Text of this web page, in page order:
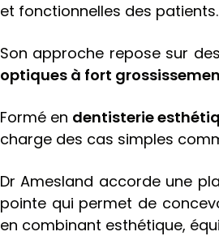
et fonctionnelles des patients.
Son approche repose sur
optiques à fort
Formé en dentisterie
charge des cas simples
Dr Amesland accorde une
pointe qui permet de
en combinant esthétique,